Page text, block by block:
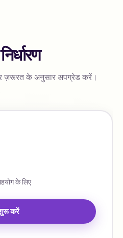
ज़रूरत के अनुसार अपग्रेड करें।
के लिए
करें